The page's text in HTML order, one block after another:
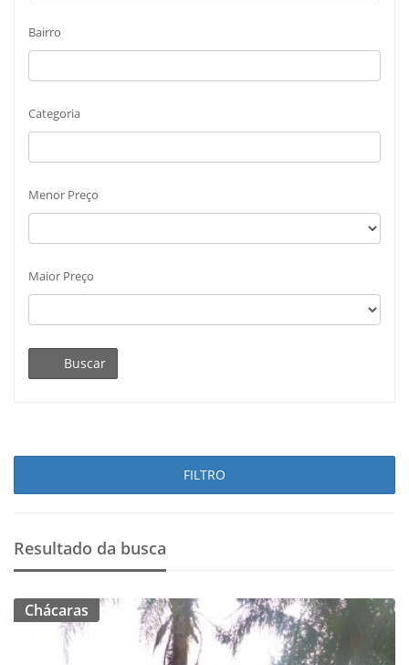
Bairro
Categoria
Menor Preço
Maior Preço
Buscar
FILTRO
Resultado da busca
Chácaras